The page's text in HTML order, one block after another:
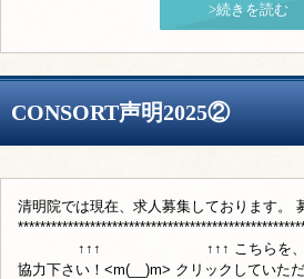
>続きを読む
CONSORT声明2025②
清明院では現在、求人募集しております。
↑↑↑ ↑↑↑ こちらを、1日1回
協力下さい！<m(__)m> クリックしていた